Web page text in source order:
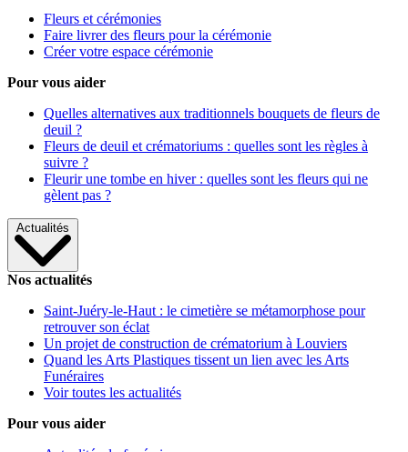
Fleurs et cérémonies
Faire livrer des fleurs pour la cérémonie
Créer votre espace cérémonie
Pour vous aider
Quelles alternatives aux traditionnels bouquets de fleurs de
deuil ?
Fleurs de deuil et crématoriums : quelles sont les règles à
suivre ?
Fleurir une tombe en hiver : quelles sont les fleurs qui ne
gèlent pas ?
Actualités
Nos actualités
Saint-Juéry-le-Haut : le cimetière se métamorphose pour
retrouver son éclat
Un projet de construction de crématorium à Louviers
Quand les Arts Plastiques tissent un lien avec les Arts
Funéraires
Voir toutes les actualités
Pour vous aider